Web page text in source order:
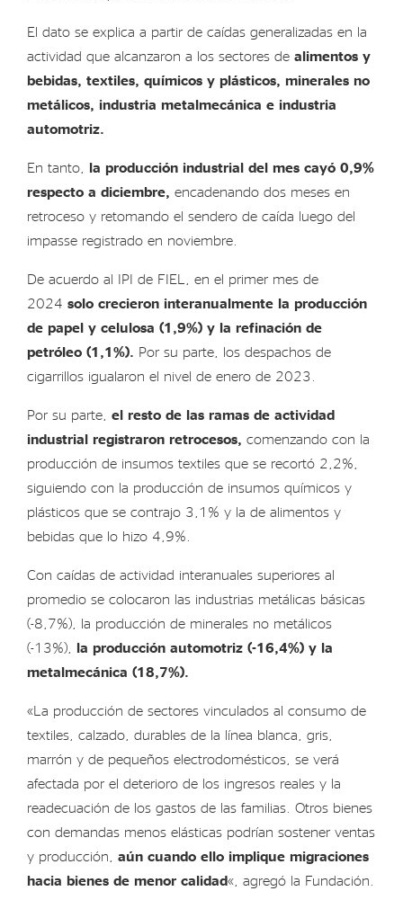
El dato se explica a partir de caídas generalizadas en la
actividad que alcanzaron a los sectores de alimentos y
bebidas, textiles, químicos y plásticos, minerales no
metálicos, industria metalmecánica e industria
automotriz.
En tanto, la producción industrial del mes cayó 0,9%
respecto a diciembre, encadenando dos meses en
retroceso y retomando el sendero de caída luego del
impasse registrado en noviembre.
De acuerdo al IPI de FIEL, en el primer mes de
2024 solo crecieron interanualmente la producción
de papel y celulosa (1,9%) y la refinación de
petróleo (1,1%). Por su parte, los despachos de
cigarrillos igualaron el nivel de enero de 2023.
Por su parte, el resto de las ramas de actividad
industrial registraron retrocesos, comenzando con la
producción de insumos textiles que se recortó 2,2%,
siguiendo con la producción de insumos químicos y
plásticos que se contrajo 3,1% y la de alimentos y
bebidas que lo hizo 4,9%.
Con caídas de actividad interanuales superiores al
promedio se colocaron las industrias metálicas básicas
(-8,7%), la producción de minerales no metálicos
(-13%), la producción automotriz (-16,4%) y la
metalmecánica (18,7%).
«La producción de sectores vinculados al consumo de
textiles, calzado, durables de la línea blanca, gris,
marrón y de pequeños electrodomésticos, se verá
afectada por el deterioro de los ingresos reales y la
readecuación de los gastos de las familias. Otros bienes
con demandas menos elásticas podrían sostener ventas
y producción, aún cuando ello implique migraciones
hacia bienes de menor calidad«, agregó la Fundación.